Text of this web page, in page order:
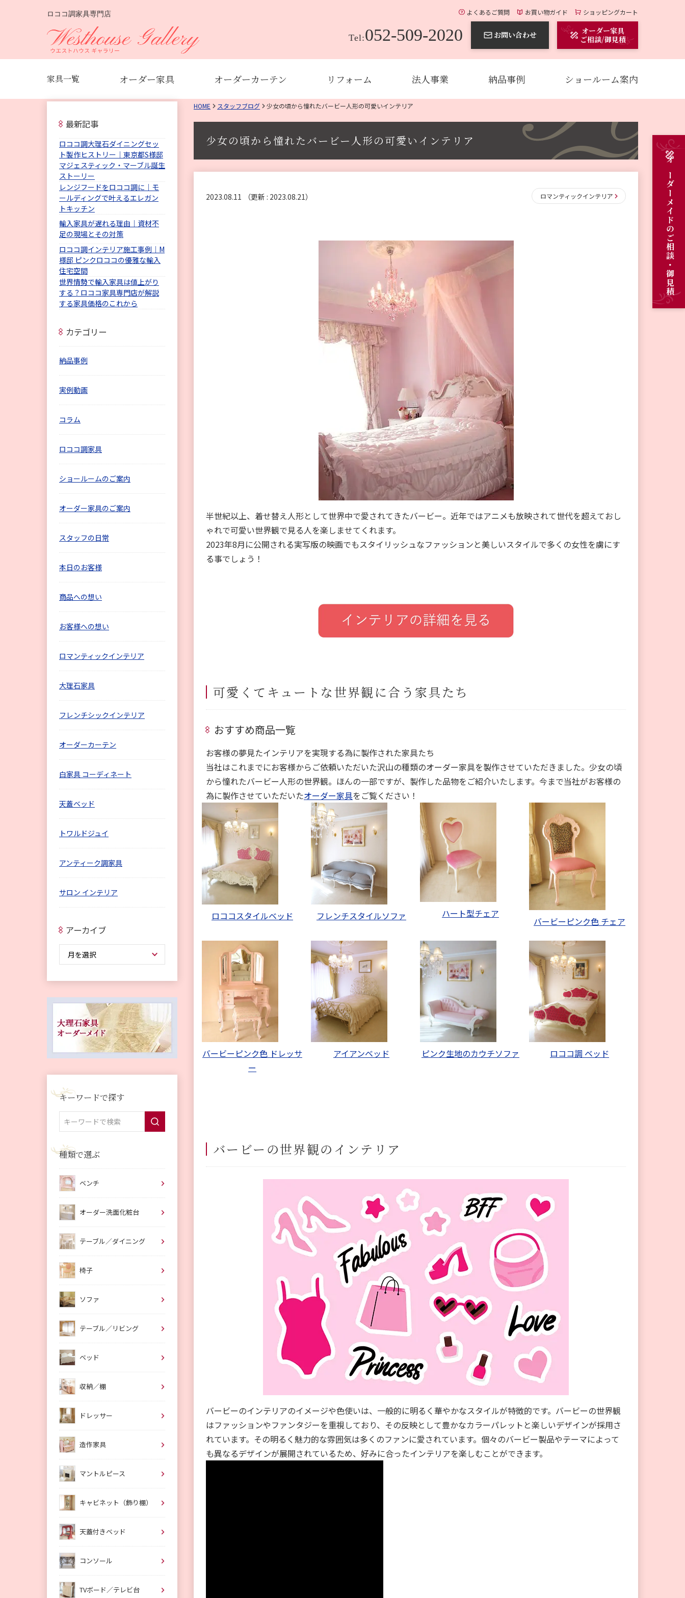
よくあるご質問 お買い物ガイド ショッピングカート
ロココ調家具専門店
Tel:052-509-2020 お問い合わせ
オーダー家具
ご相談/御見積
家具一覧 オーダー家具 オーダーカーテン リフォーム 法人事業 納品事例 ショールーム案内
オーダーメイドのご相談・御見積
HOME スタッフブログ 少女の頃から憧れたバービー人形の可愛いインテリア
少女の頃から憧れたバービー人形の可愛いインテリア
2023.08.11 （更新 : 2023.08.21） ロマンティックインテリア
半世紀以上、着せ替え人形として世界中で愛されてきたバービー。近年ではアニメも放映されて世代を超えておし
ゃれで可愛い世界観で見る人を楽しませてくれます。
2023年8月に公開される実写版の映画でもスタイリッシュなファッションと美しいスタイルで多くの女性を虜にす
る事でしょう！
可愛くてキュートな世界観に合う家具たち
おすすめ商品一覧
お客様の夢見たインテリアを実現する為に製作された家具たち
当社はこれまでにお客様からご依頼いただいた沢山の種類のオーダー家具を製作させていただきました。少女の頃
から憧れたバービー人形の世界観。ほんの一部ですが、製作した品物をご紹介いたします。今まで当社がお客様の
為に製作させていただいたオーダー家具をご覧ください！
ロココスタイルベッド フレンチスタイルソファ ハート型チェア
バービーピンク色 チェア
バービーピンク色 ドレッサ
ー
アイアンベッド ピンク生地のカウチソファ ロココ調 ベッド
バービーの世界観のインテリア
バービーのインテリアのイメージや色使いは、一般的に明るく華やかなスタイルが特徴的です。バービーの世界観
はファッションやファンタジーを重視しており、その反映として豊かなカラーパレットと楽しいデザインが採用さ
れています。その明るく魅力的な雰囲気は多くのファンに愛されています。個々のバービー製品やテーマによって
も異なるデザインが展開されているため、好みに合ったインテリアを楽しむことができます。
最新記事
ロココ調大理石ダイニングセッ
ト製作ヒストリー｜東京都S様邸
マジェスティック・マーブル誕生
ストーリー
レンジフードをロココ調に｜モ
ールディングで叶えるエレガン
トキッチン
輸入家具が遅れる理由｜資材不
足の現場とその対策
ロココ調インテリア施工事例｜M
様邸 ピンクロココの優雅な輸入
住宅空間
世界情勢で輸入家具は値上がり
する？ロココ家具専門店が解説
する家具価格のこれから
カテゴリー
納品事例
実例動画
コラム
ロココ調家具
ショールームのご案内
オーダー家具のご案内
スタッフの日常
本日のお客様
商品への想い
お客様への想い
ロマンティックインテリア
大理石家具
フレンチシックインテリア
オーダーカーテン
白家具 コーディネート
天蓋ベッド
トワルドジュイ
アンティーク調家具
サロン インテリア
アーカイブ
キーワードで探す
種類で選ぶ
ベンチ
オーダー洗面化粧台
テーブル／ダイニング
椅子
ソファ
テーブル／リビング
ベッド
収納／棚
ドレッサー
造作家具
マントルピース
キャビネット（飾り棚）
天蓋付きベッド
コンソール
TVボード／テレビ台